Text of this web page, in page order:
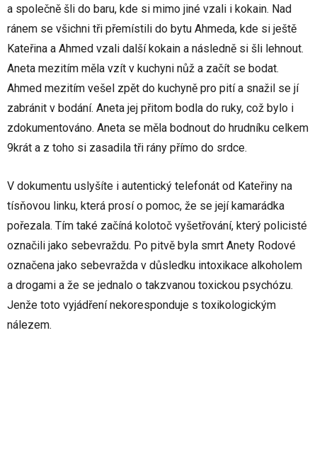
a společně šli do baru, kde si mimo jiné vzali i kokain. Nad
ránem se všichni tři přemístili do bytu Ahmeda, kde si ještě
Kateřina a Ahmed vzali další kokain a následně si šli lehnout.
Aneta mezitím měla vzít v kuchyni nůž a začít se bodat.
Ahmed mezitím vešel zpět do kuchyně pro pití a snažil se jí
zabránit v bodání. Aneta jej přitom bodla do ruky, což bylo i
zdokumentováno. Aneta se měla bodnout do hrudníku celkem
9krát a z toho si zasadila tři rány přímo do srdce.
V dokumentu uslyšíte i autentický telefonát od Kateřiny na
tísňovou linku, která prosí o pomoc, že se její kamarádka
pořezala. Tím také začíná kolotoč vyšetřování, který policisté
označili jako sebevraždu. Po pitvě byla smrt Anety Rodové
označena jako sebevražda v důsledku intoxikace alkoholem
a drogami a že se jednalo o takzvanou toxickou psychózu.
Jenže toto vyjádření nekoresponduje s toxikologickým
nálezem.